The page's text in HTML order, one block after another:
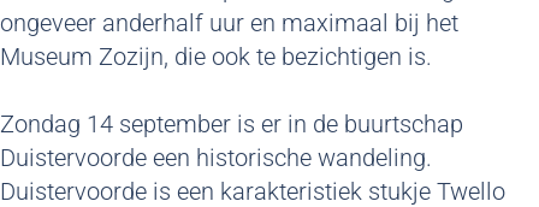
ongeveer anderhalf uur en maximaal bij het
Museum Zozijn, die ook te bezichtigen is.
Zondag 14 september is er in de buurtschap
Duistervoorde een historische wandeling.
Duistervoorde is een karakteristiek stukje Twello